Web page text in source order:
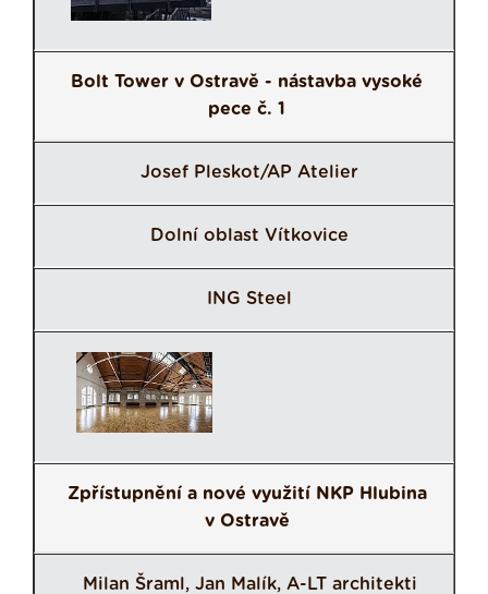
Bolt Tower v Ostravě - nástavba vysoké
pece č. 1
Josef Pleskot/AP Atelier
Dolní oblast Vítkovice
ING Steel
Zpřístupnění a nové využití NKP Hlubina
v Ostravě
Milan Šraml, Jan Malík, A-LT architekti